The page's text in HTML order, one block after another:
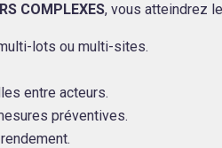
COMPLEXES, vous atteindrez
lots ou multi-sites.
entre acteurs.
préventives.